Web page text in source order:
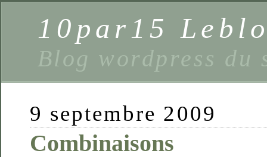
10par15
Blog wordpress du
9 septembre 2009
Combinaisons